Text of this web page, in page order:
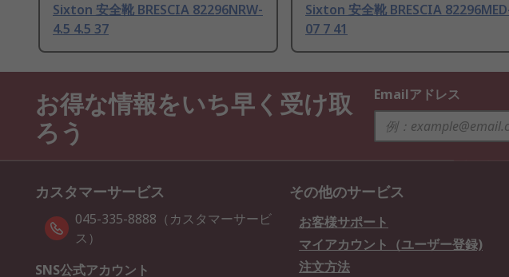
Sixton 安全靴 BRESCIA 82296NRW-
4.5 4.5 37
Sixton 安全靴 BRESCIA
07 7 41
お得な情報をいち早く受け取
ろう
Emailアドレス
カスタマーサービス
045-335-8888（カスタマーサービ
ス）
SNS公式アカウント
その他のサービス
お客様サポート
マイアカウント（ユーザー登録)
注文方法